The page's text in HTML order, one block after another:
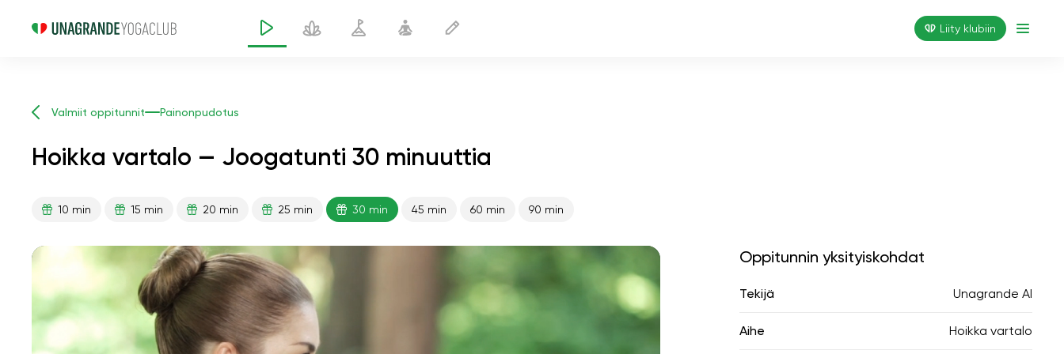
Liity klubiin
Valmiit oppitunnit Painonpudotus
Hoikka vartalo — Joogatunti 30 minuuttia
10 min 15 min 20 min 25 min 30 min 45 min 60 min 90 min
Oppitunnin yksityiskohdat
Tekijä Unagrande AI
Aihe Hoikka vartalo